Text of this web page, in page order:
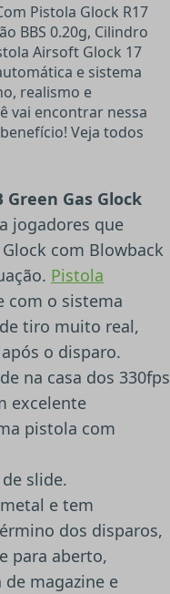
Pistola Glock R17
BBS 0.20g, Cilindro
Airsoft Glock 17
e sistema
realismo e
vai encontrar nessa
Veja todos
Green Gas Glock
jogadores que
com Blowback
Pistola
com o sistema
tiro muito real,
o disparo.
na casa dos 330fps
excelente
pistola com
slide.
e tem
dos disparos,
para aberto,
magazine e